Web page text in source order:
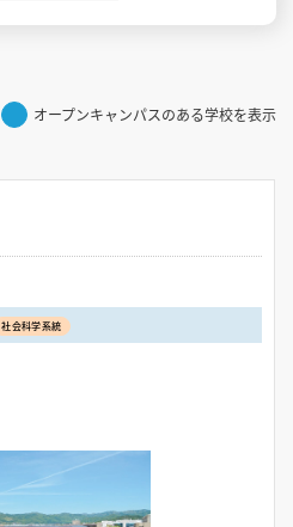
オープンキャンパスのある学校を表示
社会科学系統